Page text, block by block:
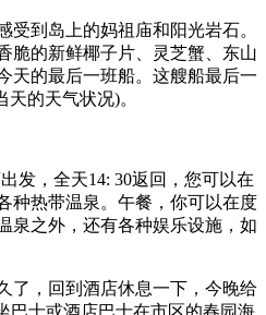
受到岛上的妈祖庙和阳光岩石。
脆的新鲜椰子片、灵芝蟹、东山
天的最后一班船。这艘船最后一
天的天气状况)。
发，全天14: 30返回，您可以在
种热带温泉。午餐，你可以在度
泉之外，还有各种娱乐设施，如
了，回到酒店休息一下，今晚给
巴士或酒店巴士在市区的春园海